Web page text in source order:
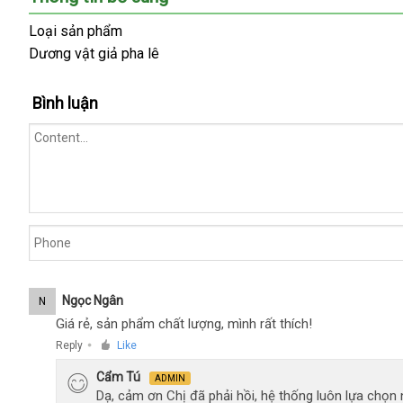
tôi
là
hệ
thống
lớn
to
,
uy
đồ
chơi
người
Loại sản phẩm
Dương vật giả pha lê
Bình luận
N Ngọc Ngân
Giá rẻ, sản phẩm chất lượng, mình rất thích!
Reply ● Like
Cẩm Tú ADMIN
Dạ, cảm ơn Chị đã phải hồi, hệ thống luôn lựa